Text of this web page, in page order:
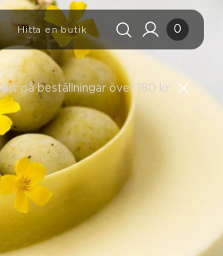
Hitta en butik 0
på beställningar över 180 kr